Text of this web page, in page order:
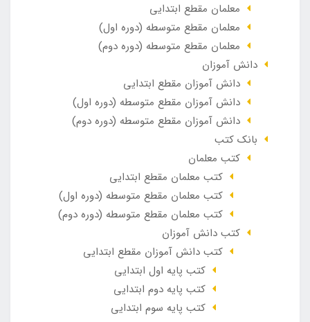
معلمان مقطع ابتدایی
معلمان مقطع متوسطه (دوره اول)
معلمان مقطع متوسطه (دوره دوم)
دانش آموزان
دانش آموزان مقطع ابتدایی
دانش آموزان مقطع متوسطه (دوره اول)
دانش آموزان مقطع متوسطه (دوره دوم)
بانک کتب
کتب معلمان
کتب معلمان مقطع ابتدایی
کتب معلمان مقطع متوسطه (دوره اول)
کتب معلمان مقطع متوسطه (دوره دوم)
کتب دانش آموزان
کتب دانش آموزان مقطع ابتدایی
کتب پایه اول ابتدایی
کتب پایه دوم ابتدایی
کتب پایه سوم ابتدایی